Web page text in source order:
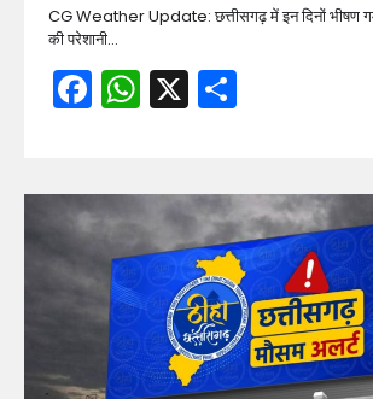
CG Weather Update: छत्तीसगढ़ में इन दिनों भीषण
की परेशानी…
Facebook
WhatsApp
X